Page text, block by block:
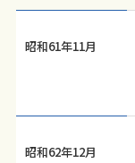
昭和61年11月
昭和62年12月